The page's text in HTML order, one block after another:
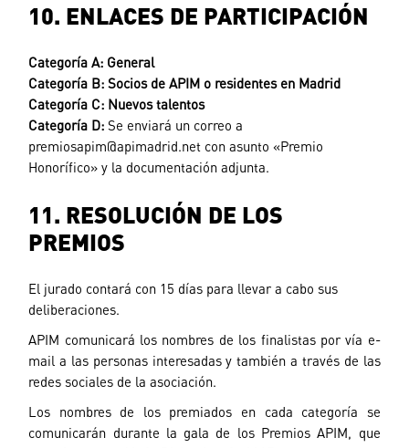
10. ENLACES DE PARTICIPACIÓN
Categoría A: General
Categoría B: Socios de APIM o residentes en Madrid
Categoría C: Nuevos talentos
Categoría D: Se enviará un correo a
premiosapim@apimadrid.net con asunto «Premio
Honorífico» y la documentación adjunta.
11. RESOLUCIÓN DE LOS
PREMIOS
El jurado contará con 15 días para llevar a cabo sus
deliberaciones.
APIM comunicará los nombres de los finalistas por vía e-
mail a las personas interesadas y también a través de las
redes sociales de la asociación.
Los nombres de los premiados en cada categoría se
comunicarán durante la gala de los Premios APIM, que